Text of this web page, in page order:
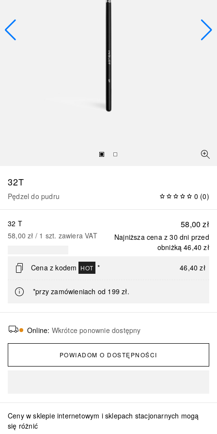
32T
Pędzel do pudru 0 (0)
58,00 zł
Najniższa cena z 30 dni przed
obniżką 46,40 zł
32 T
58,00 zł / 1 szt. zawiera VAT
Cena z kodem HOT * 46,40 zł
*przy zamówieniach od 199 zł.
Online: Wkrótce ponownie dostępny
POWIADOM O DOSTĘPNOŚCI
Ceny w sklepie internetowym i sklepach stacjonarnych mogą
się różnić